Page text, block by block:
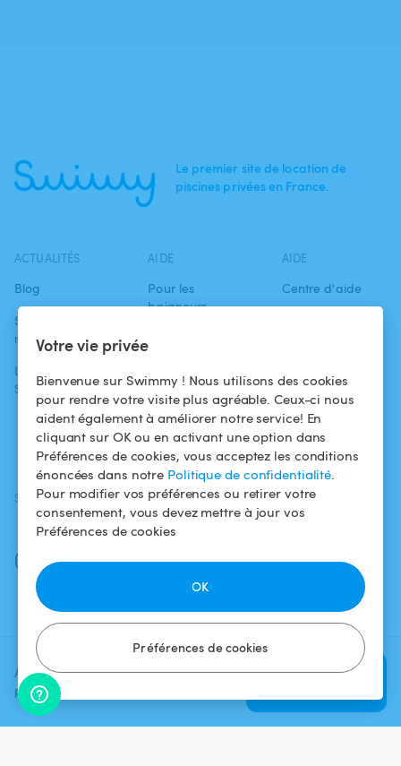
Votre vie privée
Bienvenue sur Swimmy ! Nous utilisons des cookies
pour rendre votre visite plus agréable. Ceux-ci nous
aident également à améliorer notre service! En
cliquant sur OK ou en activant une option dans
Préférences de cookies, vous acceptez les conditions
énoncées dans notre Politique de confidentialité.
Pour modifier vos préférences ou retirer votre
consentement, vous devez mettre à jour vos
Préférences de cookies
Préférences de cookies
OK
Ajoutez une date et un créneau
pour voir le prix
Vérifier la
Le premier site de location de
piscines privées en France.
ACTUALITÉS
Blog
Swimmy dans les
médias
L'aventure
Swimmy
AIDE
Pour les
baigneurs
Louer ma piscine
Comment ça
marche ?
AIDE
Centre d'aide
confidentialité
Mentions légales
SUIVEZ-NOUS
Facebook
Instagram
TÉLÉCHARGEZ L'APP